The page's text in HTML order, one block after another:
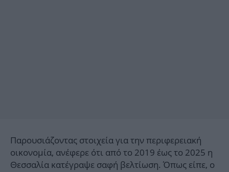
Παρουσιάζοντας στοιχεία για την περιφερειακή
οικονομία, ανέφερε ότι από το 2019 έως το 2025 η
Θεσσαλία κατέγραψε σαφή βελτίωση. Όπως είπε, ο